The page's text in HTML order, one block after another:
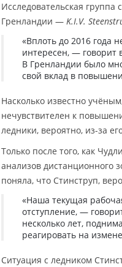
Исследовательская
Гренландии — K.I.V.
«Вплоть до 2016 года
интересен, — говорит
В Гренландии было
свой вклад в
Насколько известно
нечувствителен к
ледники, вероятно, из-за
Только после того, как
анализов дистанционного
поняла, что Стинструп,
«Наша текущая
отступление, —
несколько лет,
реагировать на
Ситуация с ледником